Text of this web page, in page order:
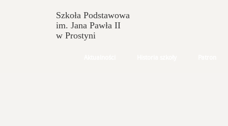
Szkoła Podstawowa
im. Jana Pawła II
w Prostyni